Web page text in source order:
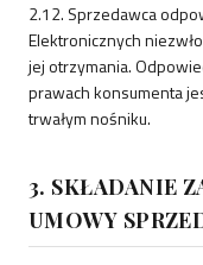
2.12. Sprzedawca
Elektronicznych
jej otrzymania.
prawach konsumenta
trwałym nośniku.
3. SKŁADANIE
UMOWY